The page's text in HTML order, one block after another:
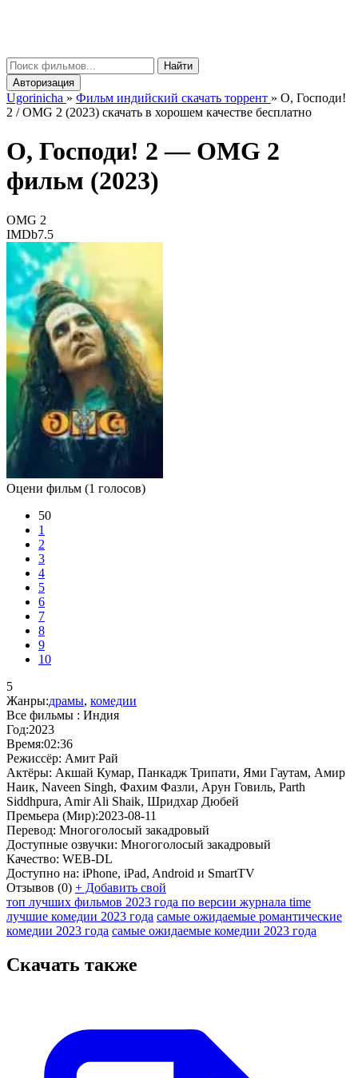
Найти
Авторизация
Ugorinicha » Фильм индийский скачать торрент » О, Господи!
2 / OMG 2 (2023) скачать в хорошем качестве бесплатно
О, Господи! 2 — OMG 2
фильм (2023)
OMG 2
IMDb7.5
Оцени фильм (1 голосов)
50
1
2
3
4
5
6
7
8
9
10
5
Жанры:драмы, комедии
Все фильмы : Индия
Год:2023
Время:02:36
Режиссёр: Амит Рай
Актёры: Акшай Кумар, Панкадж Трипати, Ями Гаутам, Амир
Наик, Naveen Singh, Фахим Фазли, Арун Говиль, Parth
Siddhpura, Amir Ali Shaik, Шридхар Дюбей
Премьера (Мир):2023-08-11
Перевод: Многоголосый закадровый
Доступные озвучки: Многоголосый закадровый
Качество: WEB-DL
Доступно на: iPhone, iPad, Android и SmartTV
Отзывов (0) + Добавить свой
топ лучших фильмов 2023 года по версии журнала time
лучшие комедии 2023 года самые ожидаемые романтические
комедии 2023 года самые ожидаемые комедии 2023 года
Скачать также